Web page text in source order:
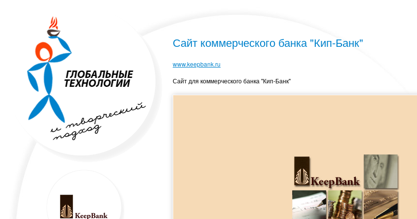
Сайт коммерческого банка "Кип-Банк"
www.keepbank.ru
Сайт для коммерческого банка "Кип-Банк"